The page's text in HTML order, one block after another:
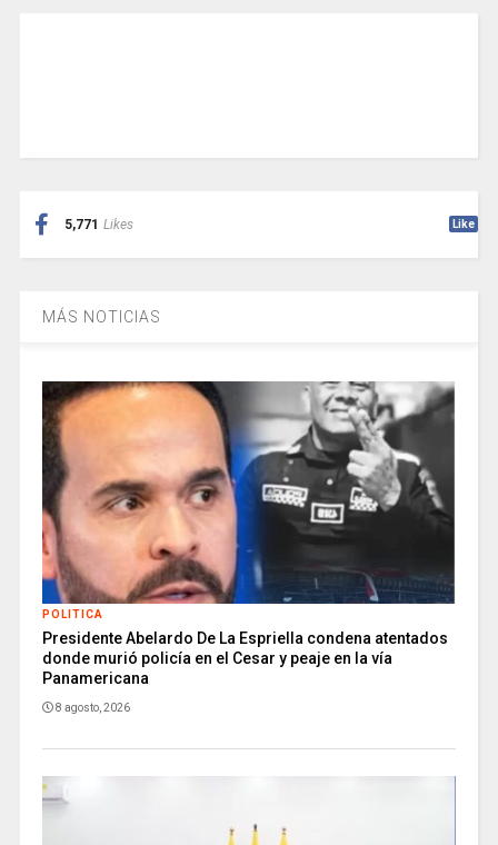
5,771 Likes Like
MÁS NOTICIAS
POLITICA
Presidente Abelardo De La Espriella condena atentados
donde murió policía en el Cesar y peaje en la vía
Panamericana
8 agosto, 2026